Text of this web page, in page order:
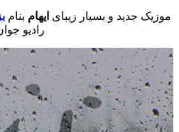
و بسیار زیبایایهامبنام بزن باران
رادیو جوان